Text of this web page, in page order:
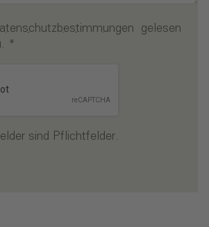
gelesen
*
sind Pflichtfelder.